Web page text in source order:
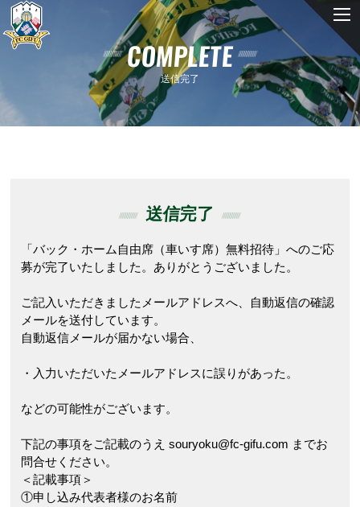
COMPLETE
送信完了
送信完了
「バック・ホーム自由席（車いす席）無料招待」へのご応
募が完了いたしました。ありがとうございました。
ご記入いただきましたメールアドレスへ、自動返信の確認
メールを送付しています。
自動返信メールが届かない場合、
・入力いただいたメールアドレスに誤りがあった。
などの可能性がございます。
下記の事項をご記載のうえ souryoku@fc-gifu.com までお
問合せください。
＜記載事項＞
①申し込み代表者様のお名前